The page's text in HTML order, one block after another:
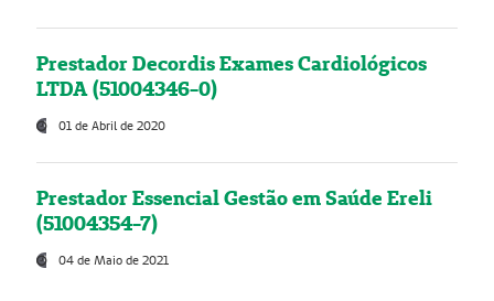
Prestador Decordis Exames Cardiológicos
LTDA (51004346-0)
01 de Abril de 2020
Prestador Essencial Gestão em Saúde Ereli
(51004354-7)
04 de Maio de 2021